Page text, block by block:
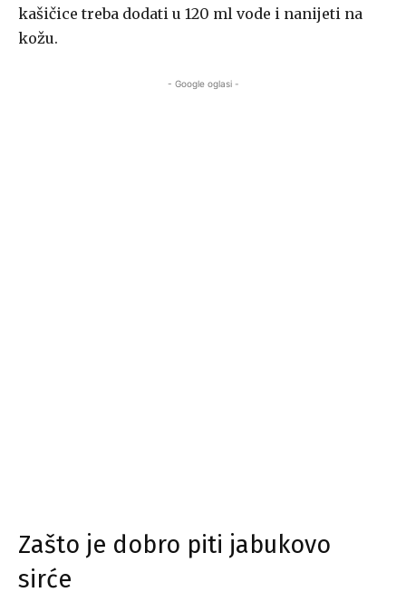
kašičice treba dodati u 120 ml vode i nanijeti na
kožu.
- Google oglasi -
Zašto je dobro piti jabukovo
sirće